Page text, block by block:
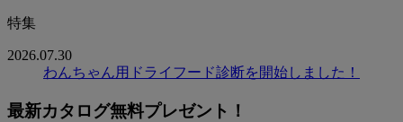
特集
2026.07.30
わんちゃん用ドライフード診断を開始しました！
最新カタログ無料プレゼント！